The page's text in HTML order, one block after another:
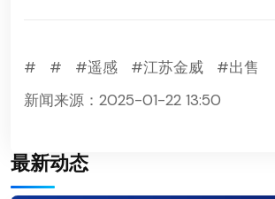
# # #遥感 #江苏金威
#出售
新闻来源：2025-01-22 13:50
最新动态